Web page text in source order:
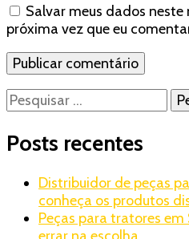
Salvar meus dados
próxima vez que eu
Pesquisar
por:
Posts recentes
Distribuidor de peças
conheça os produtos
Peças para tratores